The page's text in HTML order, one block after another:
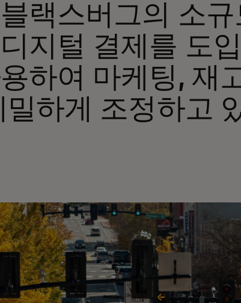
랙스버그의 소규
지털 결제를 도
하여 마케팅, 재
밀하게 조정하고